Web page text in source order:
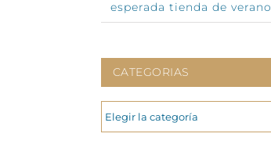
esperada tienda de verano
CATEGORIAS
CATEGORIAS